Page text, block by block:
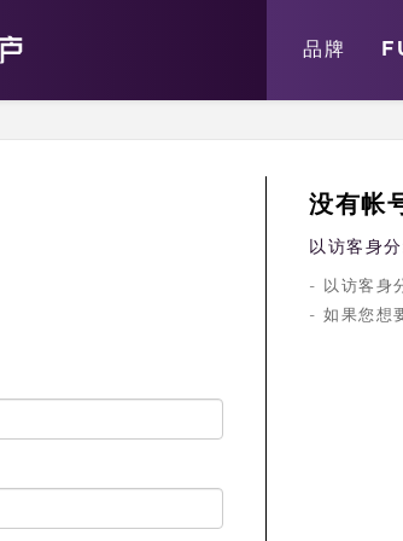
品牌
没有帐
以访客身
- 以访客身
- 如果您想